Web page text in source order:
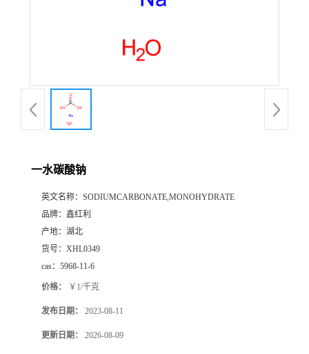
一水碳酸钠
英文名称： SODIUMCARBONATE,MONOHYDRATE
品牌： 鑫红利
产地： 湖北
货号： XHL0349
cas： 5968-11-6
价格： ￥1/千克
发布日期： 2023-08-11
更新日期： 2026-08-09